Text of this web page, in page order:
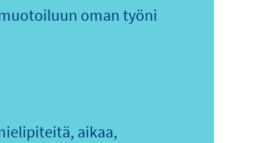
oman työni
aikaa,